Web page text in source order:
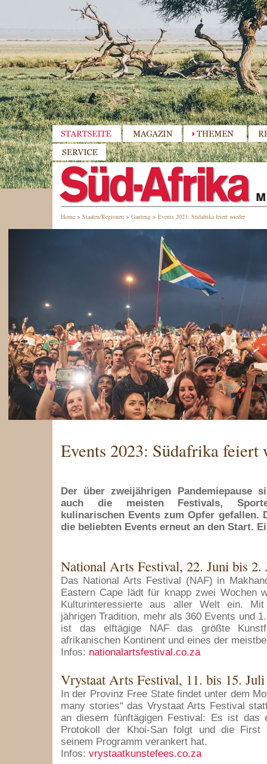
Home > Staaten/Regionen > Gauteng > Events 2023: Südafrika feiert wieder
Events 2023: Südafrika feiert
Der über zweijährigen Pandemiepause
auch die meisten Festivals,
kulinarischen Events zum Opfer gefallen.
die beliebten Events erneut an den Start.
National Arts Festival, 22. Juni bis 2.
Das National Arts Festival (NAF) in
Eastern Cape lädt für knapp zwei Wochen
Kulturinteressierte aus aller Welt ein.
jährigen Tradition, mehr als 360 Events und
ist das elftägige NAF das größte
afrikanischen Kontinent und eines der
Infos: nationalartsfestival.co.za
Vrystaat Arts Festival, 11. bis 15. Juli
In der Provinz Free State findet unter dem
many stories“ das Vrystaat Arts Festival
an diesem fünftägigen Festival: Es ist das
Protokoll der Khoi-San folgt und die First
seinem Programm verankert hat.
Infos: vrystaatkunstefees.co.za